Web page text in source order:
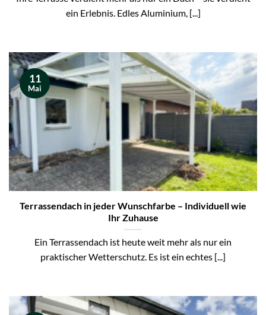
ein Erlebnis. Edles Aluminium, [...]
Terrassendach in jeder Wunschfarbe – Individuell wie
Ihr Zuhause
Ein Terrassendach ist heute weit mehr als nur ein
praktischer Wetterschutz. Es ist ein echtes [...]
11
Mai